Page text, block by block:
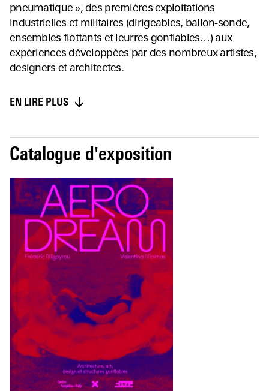
pneumatique », des premières exploitations
industrielles et militaires (dirigeables, ballon-sonde,
ensembles flottants et leurres gonflables…) aux
expériences développées par des nombreux artistes,
designers et architectes.
EN LIRE PLUS
Catalogue d'exposition